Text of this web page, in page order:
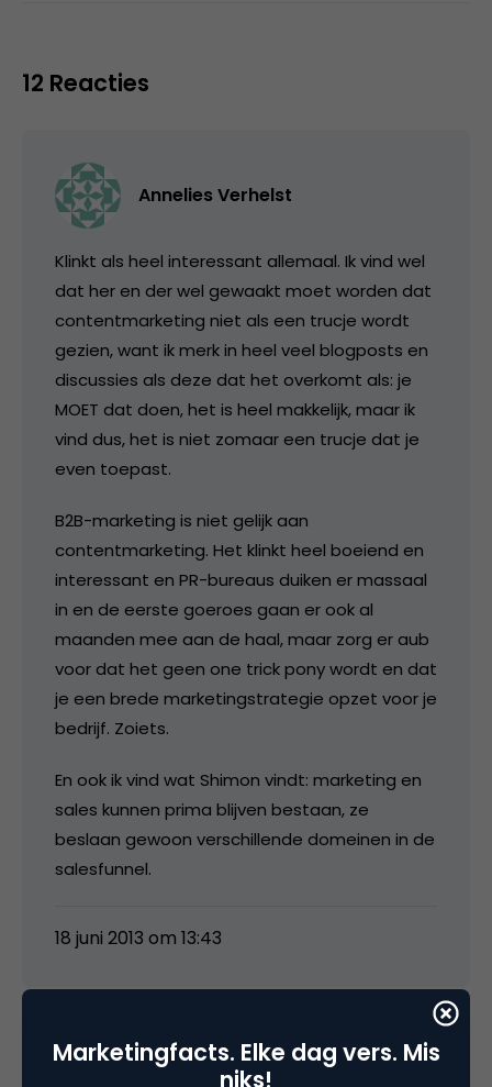
12 Reacties
Annelies Verhelst
Klinkt als heel interessant allemaal. Ik vind wel
dat her en der wel gewaakt moet worden dat
contentmarketing niet als een trucje wordt
gezien, want ik merk in heel veel blogposts en
discussies als deze dat het overkomt als: je
MOET dat doen, het is heel makkelijk, maar ik
vind dus, het is niet zomaar een trucje dat je
even toepast.
B2B-marketing is niet gelijk aan
contentmarketing. Het klinkt heel boeiend en
interessant en PR-bureaus duiken er massaal
in en de eerste goeroes gaan er ook al
maanden mee aan de haal, maar zorg er aub
voor dat het geen one trick pony wordt en dat
je een brede marketingstrategie opzet voor je
bedrijf. Zoiets.
En ook ik vind wat Shimon vindt: marketing en
sales kunnen prima blijven bestaan, ze
beslaan gewoon verschillende domeinen in de
salesfunnel.
18 juni 2013 om 13:43
Annelies Verhelst
Marketingfacts. Elke dag vers. Mis
niks!